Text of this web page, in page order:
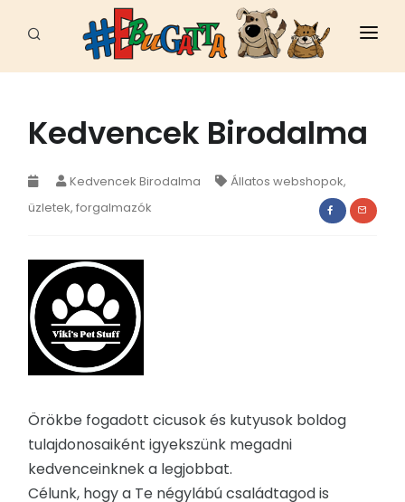
FŐOLDAL
EBUGATTA
ÁLLATVÉDELEM
SPORT - MUNKA
RENDEZVÉNYEK
REKLÁMAJÁNDÉK
Kedvencek Birodalma
Kedvencek Birodalma
Állatos webshopok,
üzletek, forgalmazók
Örökbe fogadott cicusok és kutyusok boldog
tulajdonosaiként igyekszünk megadni
kedvenceinknek a legjobbat.
Célunk, hogy a Te négylábú családtagod is